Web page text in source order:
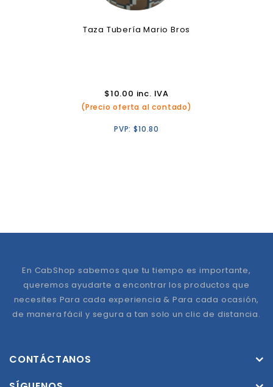
Taza Tubería Mario Bros
$10.00 inc. IVA
(Precio oferta al contado)
PVP:$10.80
En CabShop sabemos que tu tiempo es importante,
queremos ayudarte a encontrar los productos que
necesites Para cada experiencia & Para cada ocasión,
de manera fácil y segura a tan solo un clic de distancia.
CONTÁCTANOS